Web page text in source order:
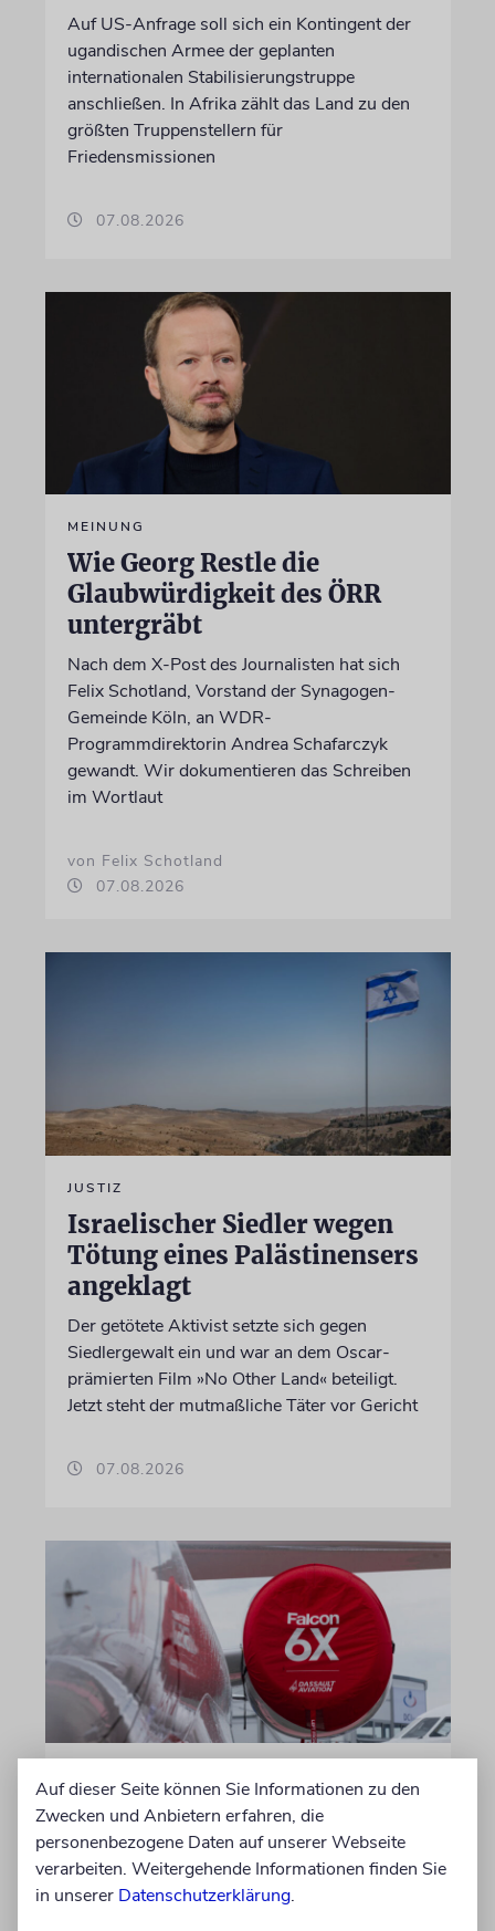
Auf US-Anfrage soll sich ein Kontingent der
ugandischen Armee der geplanten
internationalen Stabilisierungstruppe
anschließen. In Afrika zählt das Land zu den
größten Truppenstellern für
Friedensmissionen
07.08.2026
MEINUNG
Wie Georg Restle die
Glaubwürdigkeit des ÖRR
untergräbt
Nach dem X-Post des Journalisten hat sich
Felix Schotland, Vorstand der Synagogen-
Gemeinde Köln, an WDR-
Programmdirektorin Andrea Schafarczyk
gewandt. Wir dokumentieren das Schreiben
im Wortlaut
von Felix Schotland
07.08.2026
JUSTIZ
Israelischer Siedler wegen
Tötung eines Palästinensers
angeklagt
Der getötete Aktivist setzte sich gegen
Siedlergewalt ein und war an dem Oscar-
prämierten Film »No Other Land« beteiligt.
Jetzt steht der mutmaßliche Täter vor Gericht
07.08.2026
Wegen Israel-Boykott:
Irisches Regierungsflugzeug
kann nicht mehr im Nebel
landen
Auf dieser Seite können Sie Informationen zu den
Zwecken und Anbietern erfahren, die
personenbezogene Daten auf unserer Webseite
verarbeiten. Weitergehende Informationen finden Sie
in unserer Datenschutzerklärung.